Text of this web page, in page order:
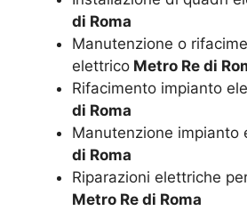
di Roma
Manutenzione o
elettrico Metro Re di
Rifacimento impianto
di Roma
Manutenzione impianto
di Roma
Riparazioni elettriche
Metro Re di Roma